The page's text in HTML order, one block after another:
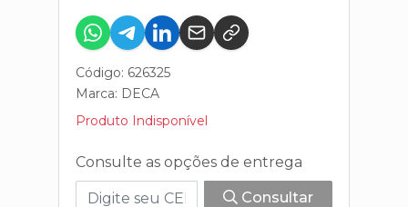
Código: 626325
Marca: DECA
Produto Indisponível
Consulte as opções de entrega
Consultar